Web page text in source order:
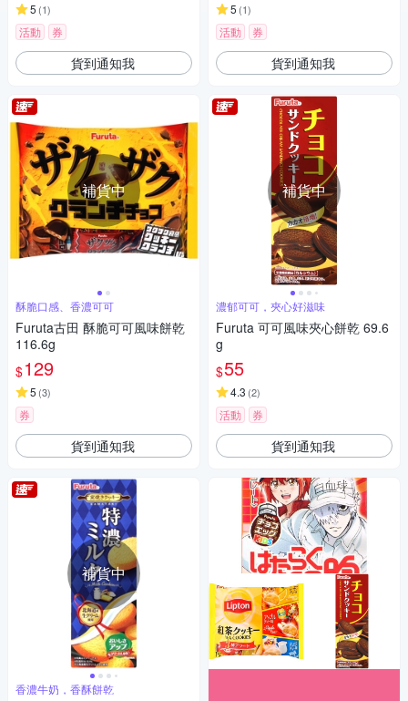
5 (1)
活動 券
貨到通知我
補貨中
酥脆口感、香濃可可
Furuta古田 酥脆可可風味餅乾
116.6g
$129
5 (3)
券
貨到通知我
補貨中
香濃牛奶，香酥餅乾
5 (1)
活動 券
貨到通知我
補貨中
濃郁可可，夾心好滋味
Furuta 可可風味夾心餅乾 69.6
g
$55
4.3 (2)
活動 券
貨到通知我